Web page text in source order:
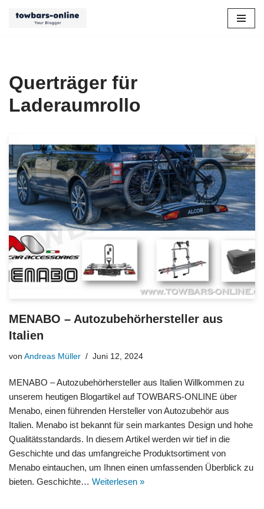
Querträger für
Laderaumrollo
MENABO – Autozubehörhersteller aus
Italien
von Andreas Müller Juni 12, 2024
MENABO – Autozubehörhersteller aus Italien Willkommen zu
unserem heutigen Blogartikel auf TOWBARS-ONLINE über
Menabo, einen führenden Hersteller von Autozubehör aus
Italien. Menabo ist bekannt für sein markantes Design und hohe
Qualitätsstandards. In diesem Artikel werden wir tief in die
Geschichte und das umfangreiche Produktsortiment von
Menabo eintauchen, um Ihnen einen umfassenden Überblick zu
bieten. Geschichte… Weiterlesen »